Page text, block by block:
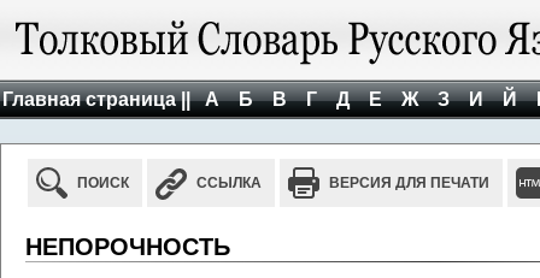
Главная страница || А Б В Г Д Е Ж З И Й
ПОИСК ССЫЛКА ВЕРСИЯ ДЛЯ ПЕЧАТИ
НЕПОРОЧНОСТЬ